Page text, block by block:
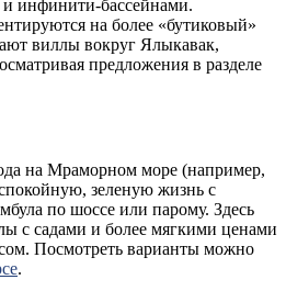
инфинити-бассейнами.
на более «бутиковый»
виллы вокруг Ялыкавак,
предложения в разделе
на Мраморном море (например,
зеленую жизнь с
по шоссе или парому. Здесь
с садами и более мягкими ценами
Посмотреть варианты можно
.